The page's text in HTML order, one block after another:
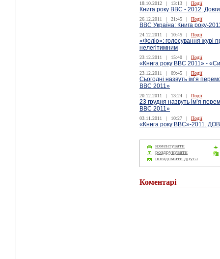
18.10.2012 | 13:13 | Події
Книга року ВВС - 2012.
26.12.2011 | 21:45 | Події
ВВС Україна: Книга року-
24.12.2011 | 10:45 | Події
«Фоліо»: голосування журі
нелегітимним
23.12.2011 | 15:40 | Події
«Книга року ВВС 2011» -
23.12.2011 | 09:45 | Події
Сьогодні назвуть ім’я
ВВС 2011»
20.12.2011 | 13:24 | Події
23 грудня назвуть ім’я
ВВС 2011»
03.11.2011 | 10:27 | Події
«Книга року ВВС»-2011.
коментувати
роздрукувати
повідомити друга
Коментарі